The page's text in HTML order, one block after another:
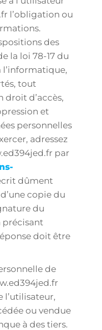
l’obligation ou
des
la loi 78-17 du
l’informatique,
tout
droit d’accès,
et
personnelles
adressez
par
dûment
copie du
du
précisant
doit être
de
l’utilisateur,
ou vendue
à des tiers.